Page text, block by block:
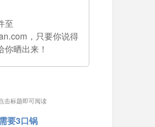
至
，只要你说得
你晒出来！
击标题即可阅读
要3口锅